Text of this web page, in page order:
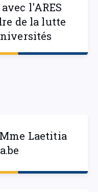
l'ARES
de la lutte
Laetitia